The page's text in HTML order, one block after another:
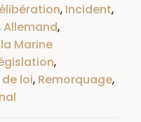
, Incident,
Allemand,
Marine
,
loi, Remorquage,